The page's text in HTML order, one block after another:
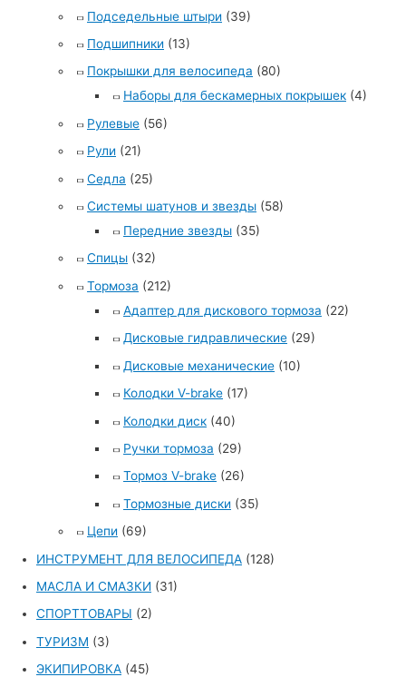
Подседельные штыри (39)
Подшипники (13)
Покрышки для велосипеда (80)
Наборы для бескамерных покрышек (4)
Рулевые (56)
Рули (21)
Седла (25)
Системы шатунов и звезды (58)
Передние звезды (35)
Спицы (32)
Тормоза (212)
Адаптер для дискового тормоза (22)
Дисковые гидравлические (29)
Дисковые механические (10)
Колодки V-brake (17)
Колодки диск (40)
Ручки тормоза (29)
Тормоз V-brake (26)
Тормозные диски (35)
Цепи (69)
ИНСТРУМЕНТ ДЛЯ ВЕЛОСИПЕДА (128)
МАСЛА И СМАЗКИ (31)
СПОРТТОВАРЫ (2)
ТУРИЗМ (3)
ЭКИПИРОВКА (45)